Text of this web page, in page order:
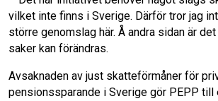
vilket inte finns i Sverige. Därför tror jag
större genomslag här. Å andra sidan är
saker kan förändras.
Avsaknaden av just skatteförmåner för
pensionssparande i Sverige gör PEPP till